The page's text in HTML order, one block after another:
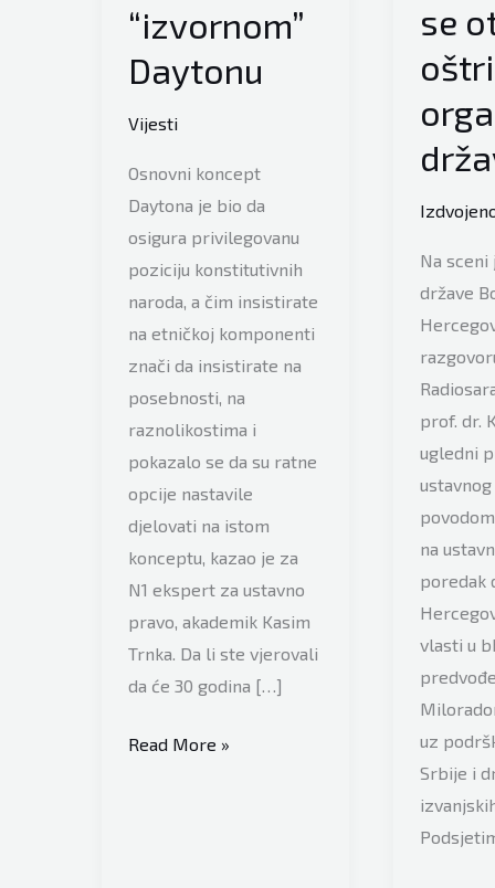
“izvornom”
Daytonu
Vijesti
Osnovni koncept
Daytona je bio da
osigura privilegovanu
poziciju konstitutivnih
naroda, a čim insistirate
na etničkoj komponenti
znači da insistirate na
posebnosti, na
raznolikostima i
pokazalo se da su ratne
opcije nastavile
djelovati na istom
konceptu, kazao je za
N1 ekspert za ustavno
pravo, akademik Kasim
Trnka. Da li ste vjerovali
da će 30 godina […]
Ustavni
Read More »
se
Na sceni
države
prof. dr.
ugledni
na
poredak
vlasti u
uz
Srbije i